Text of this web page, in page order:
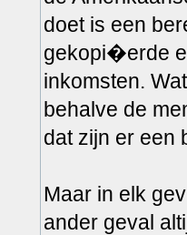
doet is een
gekopi�erde
inkomsten.
behalve de
dat zijn er een
Maar in elk
ander geval